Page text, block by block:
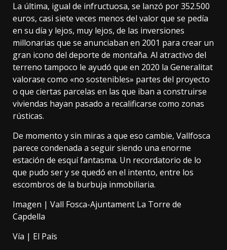
La última, igual de infructuosa, se lanzó por352.500
euros, casi siete veces menos del valor que se pedía
en su día y lejos, muy lejos, de las inversiones
millonarias que se anunciaban en 2001 para crear un
gran icono del deporte de montaña. Al atractivo del
terreno tampoco le ayudó que en 2020 la Generalitat
valorase como «no sostenibles» partes del proyecto
o que ciertas parcelas en las que iban a construirse
viviendas hayan pasado a recalificarse como zonas
rústicas.
De momento y sin miras a que eso cambie, Vallfosca
parece condenada a seguir siendo una enorme
estación de esquí fantasma. Un recordatorio de lo
que pudo ser y se quedó en el intento, entre los
escombros de la burbuja inmobiliaria.
Imagen | Vall Fosca-Ajuntament La Torre de
Capdella
Vía | El País